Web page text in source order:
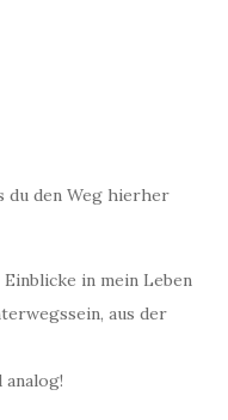
du den Weg hierher
in mein Leben
aus der
analog!